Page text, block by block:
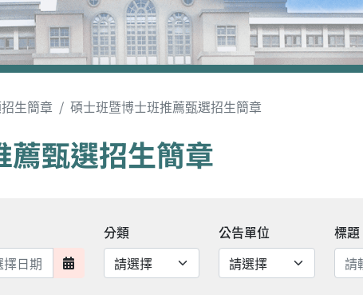
生簡章 碩士班暨博士班推薦甄選招生簡章
甄選招生簡章
圍結束 日期範圍結束
分類 公告單位
標題